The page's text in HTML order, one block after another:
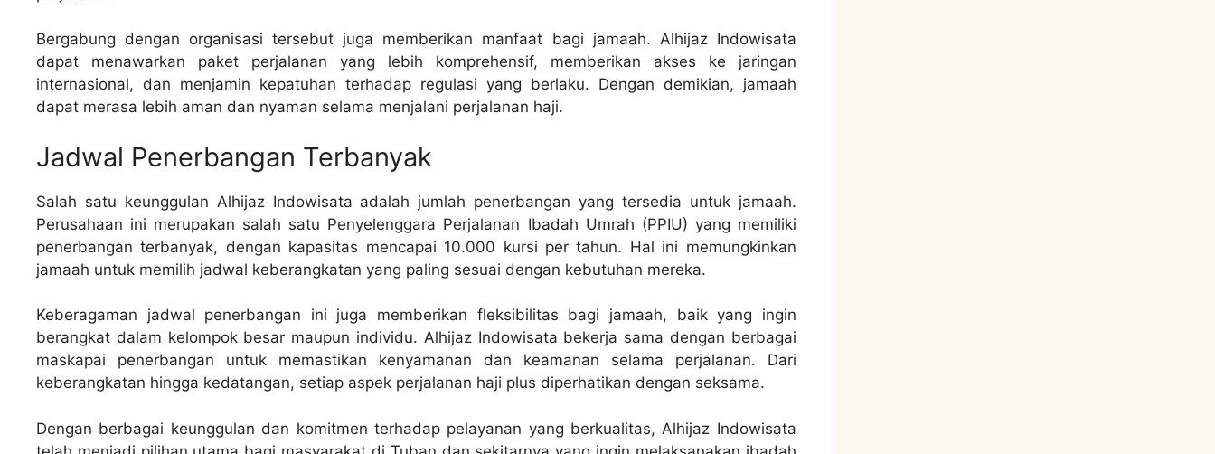
Bergabung dengan organisasi tersebut juga memberikan manfaat bagi jamaah. Alhijaz Indowisata
dapat menawarkan paket perjalanan yang lebih komprehensif, memberikan akses ke jaringan
internasional, dan menjamin kepatuhan terhadap regulasi yang berlaku. Dengan demikian, jamaah
dapat merasa lebih aman dan nyaman selama menjalani perjalanan haji.
Jadwal Penerbangan Terbanyak
Salah satu keunggulan Alhijaz Indowisata adalah jumlah penerbangan yang tersedia untuk jamaah.
Perusahaan ini merupakan salah satu Penyelenggara Perjalanan Ibadah Umrah (PPIU) yang memiliki
penerbangan terbanyak, dengan kapasitas mencapai 10.000 kursi per tahun. Hal ini memungkinkan
jamaah untuk memilih jadwal keberangkatan yang paling sesuai dengan kebutuhan mereka.
Keberagaman jadwal penerbangan ini juga memberikan fleksibilitas bagi jamaah, baik yang ingin
berangkat dalam kelompok besar maupun individu. Alhijaz Indowisata bekerja sama dengan berbagai
maskapai penerbangan untuk memastikan kenyamanan dan keamanan selama perjalanan. Dari
keberangkatan hingga kedatangan, setiap aspek perjalanan haji plus diperhatikan dengan seksama.
Dengan berbagai keunggulan dan komitmen terhadap pelayanan yang berkualitas, Alhijaz Indowisata